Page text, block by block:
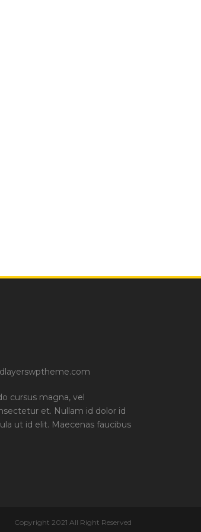
cursus magna, vel
et. Nullam id dolor id
ut id elit. Maecenas faucibus
Copyright 2021 All Right Reserved